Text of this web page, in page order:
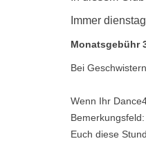
Immer
Monatsgebühr
Bei
Wenn Ihr
Euch diese